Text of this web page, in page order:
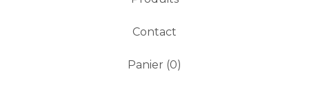
Contact
Panier (0)